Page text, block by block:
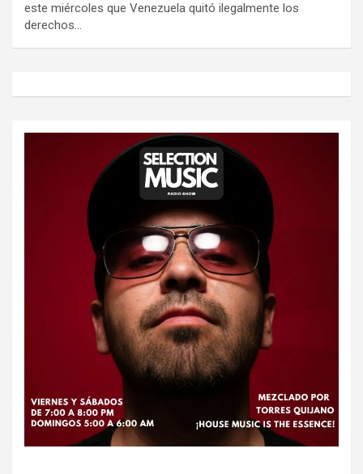
este miércoles que Venezuela quitó ilegalmente los
derechos…